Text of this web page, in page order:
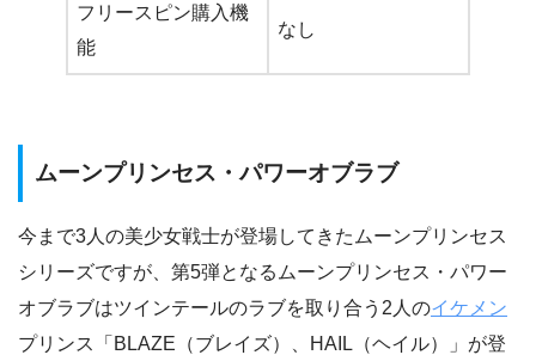
フリースピン購入機
能
なし
ムーンプリンセス・パワーオブラブ
今まで3人の美少女戦士が登場してきたムーンプリンセス
シリーズですが、第5弾となるムーンプリンセス・パワー
オブラブはツインテールのラブを取り合う2人のイケメン
プリンス「BLAZE（ブレイズ）、HAIL（ヘイル）」が登